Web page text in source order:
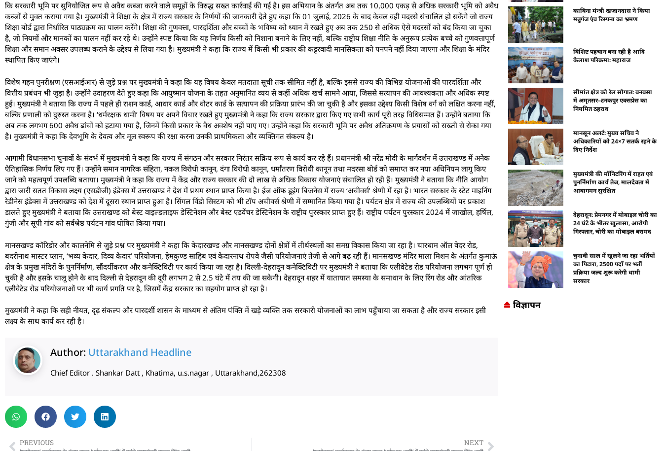
कि सरकारी भूमि पर सुनियोजित रूप से अवैध कब्जा करने वाले समूहों के विरुद्ध सख्त कार्रवाई की गई है। इस अभियान के अंतर्गत अब तक 10,000 एकड़ से अधिक सरकारी भूमि को अवैध
कब्जों से मुक्त कराया गया है। मुख्यमंत्री ने शिक्षा के क्षेत्र में राज्य सरकार के निर्णयों की जानकारी देते हुए कहा कि 01 जुलाई, 2026 के बाद केवल वही मदरसे संचालित हो सकेंगे जो राज्य
शिक्षा बोर्ड द्वारा निर्धारित पाठ्यक्रम का पालन करेंगे। शिक्षा की गुणवत्ता, पारदर्शिता और बच्चों के भविष्य को ध्यान में रखते हुए अब तक 250 से अधिक ऐसे मदरसों को बंद किया जा चुका
है, जो नियमों और मानकों का पालन नहीं कर रहे थे। उन्होंने स्पष्ट किया कि यह निर्णय किसी को निशाना बनाने के लिए नहीं, बल्कि राष्ट्रीय शिक्षा नीति के अनुरूप प्रत्येक बच्चे को गुणवत्तापूर्ण
शिक्षा और समान अवसर उपलब्ध कराने के उद्देश्य से लिया गया है। मुख्यमंत्री ने कहा कि राज्य में किसी भी प्रकार की कट्टरवादी मानसिकता को पनपने नहीं दिया जाएगा और शिक्षा के मंदिर
स्थापित किए जाएंगे।
विशेष गहन पुनरीक्षण (एसआईआर) से जुड़े प्रश्न पर मुख्यमंत्री ने कहा कि यह विषय केवल मतदाता सूची तक सीमित नहीं है, बल्कि इससे राज्य की विभिन्न योजनाओं की पारदर्शिता और
वित्तीय प्रबंधन भी जुड़ा है। उन्होंने उदाहरण देते हुए कहा कि आयुष्मान योजना के तहत अनुमानित व्यय से कहीं अधिक खर्च सामने आया, जिससे सत्यापन की आवश्यकता और अधिक स्पष्ट
हुई। मुख्यमंत्री ने बताया कि राज्य में पहले ही राशन कार्ड, आधार कार्ड और वोटर कार्ड के सत्यापन की प्रक्रिया प्रारंभ की जा चुकी है और इसका उद्देश्य किसी विशेष वर्ग को लक्षित करना नहीं,
बल्कि प्रणाली को दुरुस्त करना है। ‘धर्मरक्षक धामी’ विषय पर अपने विचार रखते हुए मुख्यमंत्री ने कहा कि राज्य सरकार द्वारा किए गए सभी कार्य पूरी तरह विधिसम्मत हैं। उन्होंने बताया कि
अब तक लगभग 600 अवैध ढांचों को हटाया गया है, जिनमें किसी प्रकार के वैध अवशेष नहीं पाए गए। उन्होंने कहा कि सरकारी भूमि पर अवैध अतिक्रमण के प्रयासों को सख्ती से रोका गया
है। मुख्यमंत्री ने कहा कि देवभूमि के देवत्व और मूल स्वरूप की रक्षा करना उनकी प्राथमिकता और व्यक्तिगत संकल्प है।
आगामी विधानसभा चुनावों के संदर्भ में मुख्यमंत्री ने कहा कि राज्य में संगठन और सरकार निरंतर सक्रिय रूप से कार्य कर रहे हैं। प्रधानमंत्री श्री नरेंद्र मोदी के मार्गदर्शन में उत्तराखण्ड में अनेक
ऐतिहासिक निर्णय लिए गए हैं। उन्होंने समान नागरिक संहिता, नकल विरोधी कानून, दंगा विरोधी कानून, धर्मांतरण विरोधी कानून तथा मदरसा बोर्ड को समाप्त कर नया अधिनियम लागू किए
जाने को महत्वपूर्ण उपलब्धि बताया। मुख्यमंत्री ने कहा कि राज्य में केंद्र और राज्य सरकार की दो लाख से अधिक विकास योजनाएं संचालित हो रही हैं। मुख्यमंत्री ने बताया कि नीति आयोग
द्वारा जारी सतत विकास लक्ष्य (एसडीजी) इंडेक्स में उत्तराखण्ड ने देश में प्रथम स्थान प्राप्त किया है। ईज ऑफ डूइंग बिजनेस में राज्य ‘अचीवर्स’ श्रेणी में रहा है। भारत सरकार के स्टेट माइनिंग
रेडीनेस इंडेक्स में उत्तराखण्ड को देश में दूसरा स्थान प्राप्त हुआ है। सिंगल विंडो सिस्टम को भी टॉप अचीवर्स श्रेणी में सम्मानित किया गया है। पर्यटन क्षेत्र में राज्य की उपलब्धियों पर प्रकाश
डालते हुए मुख्यमंत्री ने बताया कि उत्तराखण्ड को बेस्ट वाइल्डलाइफ डेस्टिनेशन और बेस्ट एडवेंचर डेस्टिनेशन के राष्ट्रीय पुरस्कार प्राप्त हुए हैं। राष्ट्रीय पर्यटन पुरस्कार 2024 में जाखोल, हर्षिल,
गुंजी और सूपी गांव को सर्वश्रेष्ठ पर्यटन गांव घोषित किया गया।
मानसखण्ड कॉरिडोर और कालनेमि से जुड़े प्रश्न पर मुख्यमंत्री ने कहा कि केदारखण्ड और मानसखण्ड दोनों क्षेत्रों में तीर्थस्थलों का समग्र विकास किया जा रहा है। चारधाम ऑल वेदर रोड,
बदरीनाथ मास्टर प्लान, ‘भव्य केदार, दिव्य केदार’ परियोजना, हेमकुण्ड साहिब एवं केदारनाथ रोपवे जैसी परियोजनाएं तेजी से आगे बढ़ रही हैं। मानसखण्ड मंदिर माला मिशन के अंतर्गत कुमाऊं
क्षेत्र के प्रमुख मंदिरों के पुनर्निर्माण, सौंदर्यीकरण और कनेक्टिविटी पर कार्य किया जा रहा है। दिल्ली-देहरादून कनेक्टिविटी पर मुख्यमंत्री ने बताया कि एलीवेटेड रोड परियोजना लगभग पूर्ण हो
चुकी है और इसके चालू होने के बाद दिल्ली से देहरादून की दूरी लगभग 2 से 2.5 घंटे में तय की जा सकेगी। देहरादून शहर में यातायात समस्या के समाधान के लिए रिंग रोड और आंतरिक
एलीवेटेड रोड परियोजनाओं पर भी कार्य प्रगति पर है, जिसमें केंद्र सरकार का सहयोग प्राप्त हो रहा है।
मुख्यमंत्री ने कहा कि सही नीयत, दृढ़ संकल्प और पारदर्शी शासन के माध्यम से अंतिम पंक्ति में खड़े व्यक्ति तक सरकारी योजनाओं का लाभ पहुँचाया जा सकता है और राज्य सरकार इसी
लक्ष्य के साथ कार्य कर रही है।
Author: Uttarakhand Headline
Chief Editor . Shankar Datt , Khatima, u.s.nagar , Uttarakhand,262308
PREVIOUS NEXT
काबिना मंन्त्री खजानदास ने किया
मन्नुगंज एंव रिस्पना का भ्रमण
विशिष्ट पहचान बना रही है आदि
कैलाश परिक्रमा: महाराज
सीमांत क्षेत्र को रेल सौगात: बनबसा
में अमृतसर–टनकपुर एक्सप्रेस का
नियमित ठहराव
मानसून अलर्ट: मुख्य सचिव ने
अधिकारियों को 24×7 सतर्क रहने के
दिए निर्देश
मुख्यमंत्री की मॉनिटरिंग में राहत एवं
पुनर्निर्माण कार्य तेज, मालदेवता में
आवागमन सुरक्षित
देहरादून: प्रेमनगर में मोबाइल चोरी का
24 घंटे के भीतर खुलासा, आरोपी
गिरफ्तार, चोरी का मोबाइल बरामद
चुनावी साल में खुलने जा रहा भर्तियों
का पिटारा, 2500 पदों पर भर्ती
प्रक्रिया जल्द शुरू करेगी धामी
सरकार
विज्ञापन